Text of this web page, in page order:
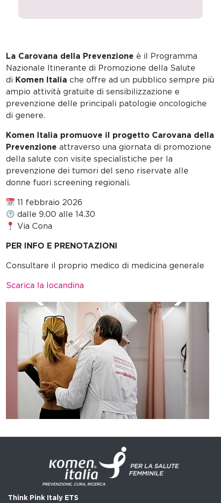
La Carovana della Prevenzione è il Programma
Nazionale Itinerante di Promozione della Salute
di Komen Italia che offre ad un pubblico sempre più
ampio attività gratuite di sensibilizzazione e
prevenzione delle principali patologie oncologiche
di genere.
Komen Italia promuove il progetto Carovana della
Prevenzione attraverso una giornata di promozione
della salute con visite specialistiche per la
prevenzione dei tumori del seno riservate alle
donne fuori screening regionali.
11 febbraio 2026
dalle 9.00 alle 14.30
Via Cona
PER INFO E PRENOTAZIONI
Consultare il proprio medico di medicina generale
Scarica la locandina
Think Pink Italy ETS